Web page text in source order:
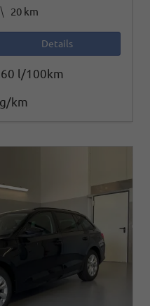
Kilometerstand 20 km
Details
l/100km
km